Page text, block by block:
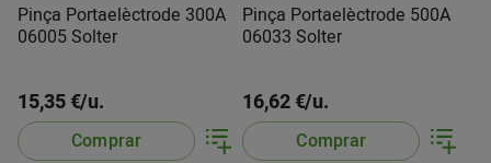
Pinça Portaelèctrode 300A
06005 Solter
15,35 €/u.
Comprar
Pinça Portaelèctrode 500A
06033 Solter
16,62 €/u.
Comprar